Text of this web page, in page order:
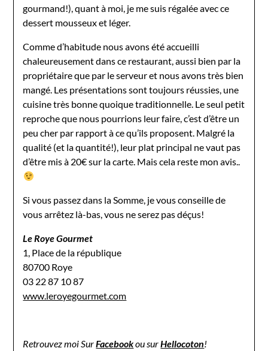
gourmand!), quant à moi, je me suis régalée avec ce
dessert mousseux et léger.
Comme d’habitude nous avons été accueilli
chaleureusement dans ce restaurant, aussi bien par la
propriétaire que par le serveur et nous avons très bien
mangé. Les présentations sont toujours réussies, une
cuisine très bonne quoique traditionnelle. Le seul petit
reproche que nous pourrions leur faire, c’est d’être un
peu cher par rapport à ce qu’ils proposent. Malgré la
qualité (et la quantité!), leur plat principal ne vaut pas
d’être mis à 20€ sur la carte. Mais cela reste mon avis..
Si vous passez dans la Somme, je vous conseille de
vous arrêtez là-bas, vous ne serez pas déçus!
Le Roye Gourmet
1, Place de la république
80700 Roye
03 22 87 10 87
www.leroyegourmet.com
Retrouvez moi SurFacebookou surHellocoton!